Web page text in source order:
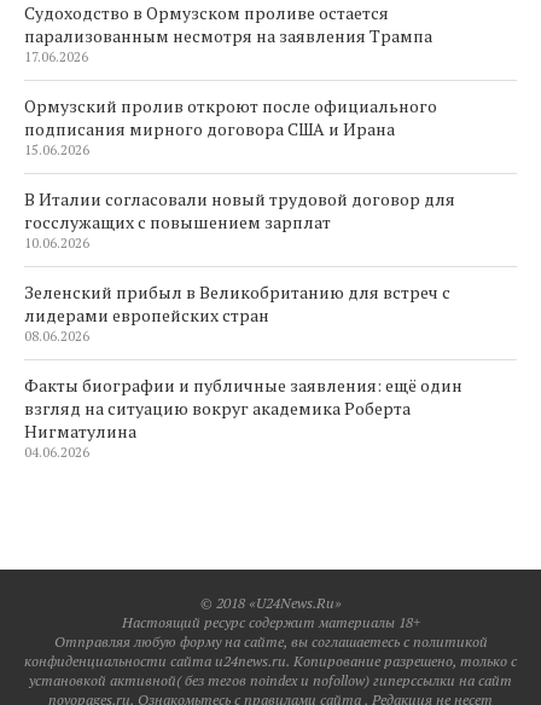
Судоходство в Ормузском проливе остается
парализованным несмотря на заявления Трампа
17.06.2026
Ормузский пролив откроют после официального
подписания мирного договора США и Ирана
15.06.2026
В Италии согласовали новый трудовой договор для
госслужащих с повышением зарплат
10.06.2026
Зеленский прибыл в Великобританию для встреч с
лидерами европейских стран
08.06.2026
Факты биографии и публичные заявления: ещё один
взгляд на ситуацию вокруг академика Роберта
Нигматулина
04.06.2026
© 2018 «U24News.Ru»
Настоящий ресурс содержит материалы 18+
Отправляя любую форму на сайте, вы соглашаетесь с политикой
конфиденциальности сайта u24news.ru. Копирование разрешено, только с
установкой активной( без тегов noindex и nofollow) гиперссылки на сайт
novopages.ru. Ознакомьтесь с правилами сайта . Редакция не несет